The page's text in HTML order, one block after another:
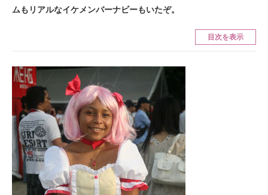
注目記事を集めた総合ページ
進化するPCとデバイスの未来
好きが集まる 比べて選べる
ビジネスと働き方のヒント
AI活用のいまが分かる
企業ITのトレンドを詳説
ムもリアルなイケメンバーナビーもいたぞ。
目次を表示